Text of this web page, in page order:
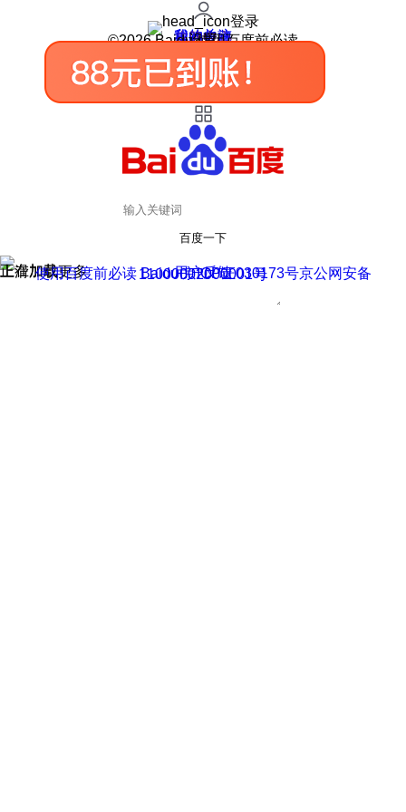
登录
我的关注
我的收藏
皮肤中心
用户反馈
设置
©2026 Baidu 使用百度前必读
百度一下
正在加载
上滑加载更多 用户反馈
使用百度前必读 Baidu 京ICP证030173号
京公网安备11000002000001号